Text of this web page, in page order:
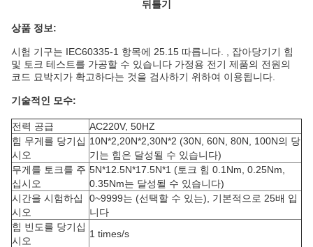
뒤틀기
상품 정보:
시험 기구는 IEC60335-1 항목에 25.15 따릅니다. , 잡아당기기 힘
및 토크 테스트를 가공할 수 있습니다 가정용 전기 제품의 전원의
코드 묘박지가 확고하다는 것을 검사하기 위하여 이용됩니다.
기술적인 모수:
전력 공급
AC220V, 50HZ
힘 무게를 당기십
시오
10N*2,20N*2,30N*2 (30N, 60N, 80N, 100N의 당
기는 힘은 달성될 수 있습니다)
무게를 토크를 주
십시오
5N*12.5N*17.5N*1 (토크 힘 0.1Nm, 0.25Nm,
0.35Nm는 달성될 수 있습니다)
시간을 시험하십
시오
0~9999는 (선택할 수 있는), 기본적으로 25배 입
니다
힘 빈도를 당기십
시오
1 times/s